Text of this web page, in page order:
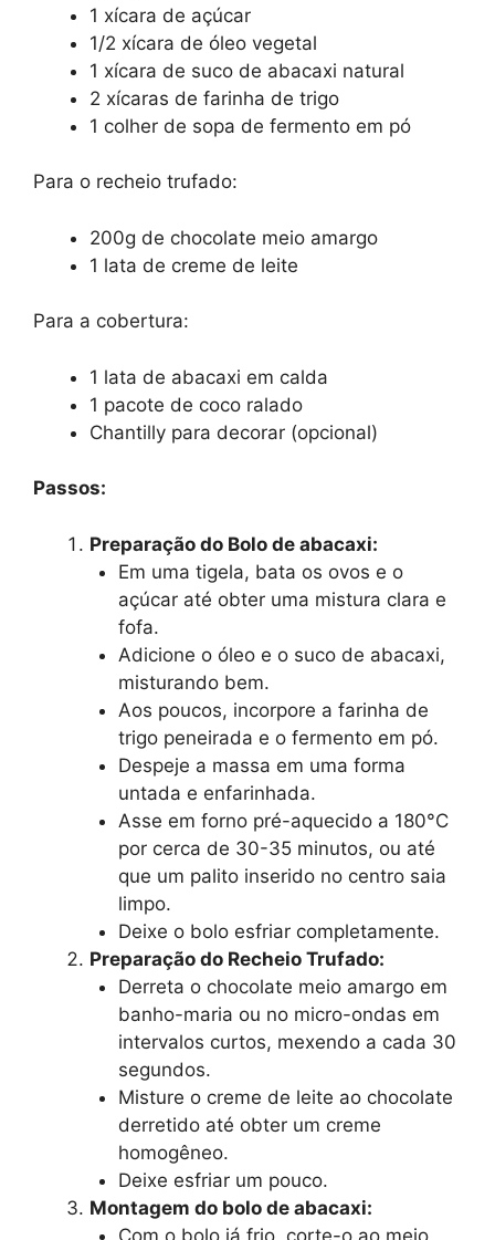
1 xícara de açúcar
1/2 xícara de óleo vegetal
1 xícara de suco de abacaxi natural
2 xícaras de farinha de trigo
1 colher de sopa de fermento em pó
Para o recheio trufado:
200g de chocolate meio amargo
1 lata de creme de leite
Para a cobertura:
1 lata de abacaxi em calda
1 pacote de coco ralado
Chantilly para decorar (opcional)
Passos:
Preparação do Bolo de abacaxi:
Em uma tigela, bata os ovos e o
açúcar até obter uma mistura clara e
fofa.
Adicione o óleo e o suco de abacaxi,
misturando bem.
Aos poucos, incorpore a farinha de
trigo peneirada e o fermento em pó.
Despeje a massa em uma forma
untada e enfarinhada.
Asse em forno pré-aquecido a 180°C
por cerca de 30-35 minutos, ou até
que um palito inserido no centro saia
limpo.
Deixe o bolo esfriar completamente.
Preparação do Recheio Trufado:
Derreta o chocolate meio amargo em
banho-maria ou no micro-ondas em
intervalos curtos, mexendo a cada 30
segundos.
Misture o creme de leite ao chocolate
derretido até obter um creme
homogêneo.
Deixe esfriar um pouco.
Montagem do bolo de abacaxi:
Com o bolo já frio, corte-o ao meio